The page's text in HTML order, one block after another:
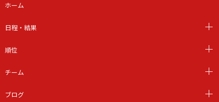
ホーム
日程・結果
順位
チーム
ブログ